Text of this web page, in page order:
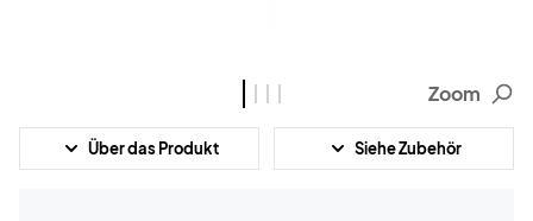
Zoom
Über das Produkt Siehe Zubehör